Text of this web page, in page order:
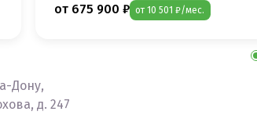
от 675 900 ₽ от 10 501 ₽/мес.
Дону,
д. 247